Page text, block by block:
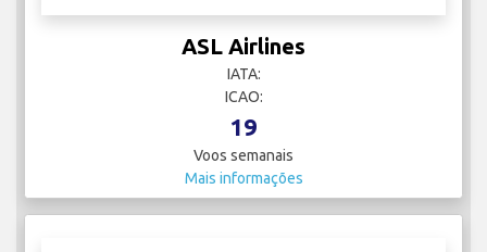
ASL Airlines
IATA:
ICAO:
19
Voos semanais
Mais informações